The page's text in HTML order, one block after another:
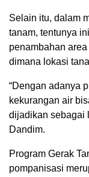
Selain itu, dalam
tanam, tentunya
penambahan
dimana lokasi
“Dengan adanya
kekurangan air
dijadikan sebagai
Dandim.
Program Gerak
pompanisasi